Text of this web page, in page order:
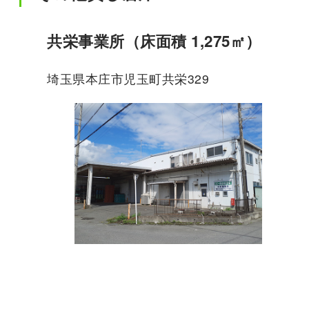
共栄事業所（床面積 1,275㎡）
埼玉県本庄市児玉町共栄329